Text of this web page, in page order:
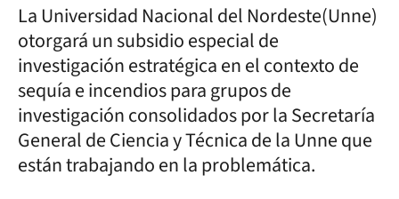
La Universidad Nacional del Nordeste(Unne)
otorgará un subsidio especial de
investigación estratégica en el contexto de
sequía e incendios para grupos de
investigación consolidados por la Secretaría
General de Ciencia y Técnica de la Unne que
están trabajando en la problemática.